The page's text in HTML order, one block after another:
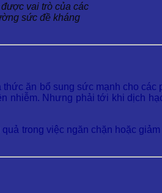
vai trò của các
sức đề kháng
ăn bổ sung sức mạnh cho
nhiễm. Nhưng phải tới khi dịch
trong việc ngăn chặn hoặc